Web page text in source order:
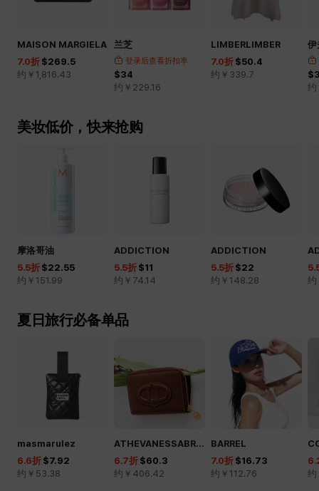
MAISON MARGIELA
7.0折 $269.5
约￥ 1,816.43
兰芝
登录后查看折扣率
$34
约￥ 229.16
LIMBERLIMBER
7.0折 $50.4
约￥ 339.7
伊
约
美妆低价，快来抢购
摩洛哥油
5.5折 $22.55
约￥ 151.99
ADDICTION
5.5折 $11
约￥ 74.14
ADDICTION
5.5折 $22
约￥ 148.28
约
夏日旅行必备单品
masmarulez
6.6折 $7.92
约￥ 53.38
ATHEVANESSABRUNO
6.7折 $60.3
约￥ 406.42
BARREL
7.0折 $16.73
约￥ 112.76
约